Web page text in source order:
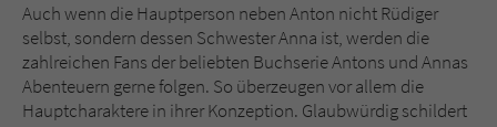
Auch wenn die Hauptperson neben Anton nicht Rüdiger
selbst, sondern dessen Schwester Anna ist, werden die
zahlreichen Fans der beliebten Buchserie Antons und Annas
Abenteuern gerne folgen. So überzeugen vor allem die
Hauptcharaktere in ihrer Konzeption. Glaubwürdig schildert